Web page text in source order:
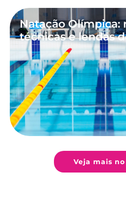
Natação Olímpica:
técnicas e lendas
Veja mais